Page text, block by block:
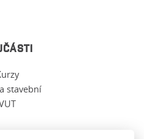
stavební